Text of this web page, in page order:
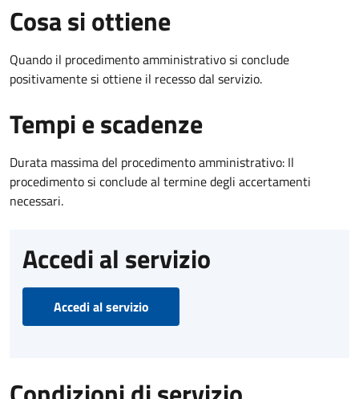
Cosa si ottiene
Quando il procedimento amministrativo si conclude
positivamente si ottiene il recesso dal servizio.
Tempi e scadenze
Durata massima del procedimento amministrativo: Il
procedimento si conclude al termine degli accertamenti
necessari.
Accedi al servizio
Accedi al servizio